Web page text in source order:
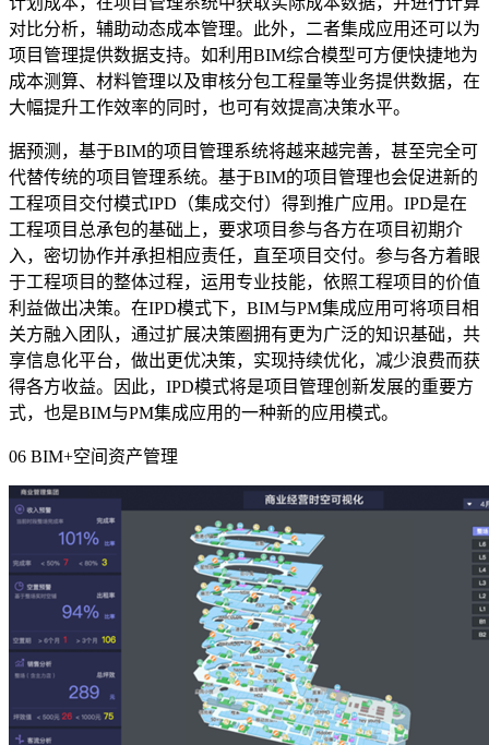
对比分析，辅助动态成本管理。此外，二者集成应用还可以为
项目管理提供数据支持。如利用BIM综合模型可方便快捷地为
成本测算、材料管理以及审核分包工程量等业务提供数据，在
大幅提升工作效率的同时，也可有效提高决策水平。
据预测，基于BIM的项目管理系统将越来越完善，甚至完全可
代替传统的项目管理系统。基于BIM的项目管理也会促进新的
工程项目交付模式IPD （集成交付）得到推广应用。 IPD是在
工程项目总承包的基础上，要求项目参与各方在项目初期介
入，密切协作并承担相应责任，直至项目交付。参与各方着眼
于工程项目的整体过程，运用专业技能，依照工程项目的价值
利益做出决策。在IPD模式下， BIM与PM集成应用可将项目相
关方融入团队，通过扩展决策圈拥有更为广泛的知识基础，共
享信息化平台，做出更优决策，实现持续优化，减少浪费而获
得各方收益。因此， IPD模式将是项目管理创新发展的重要方
式，也是BIM与PM集成应用的一种新的应用模式。
06 BIM+空间资产管理